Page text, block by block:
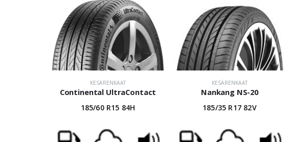
KESÄRENKAAT
Continental UltraContact
185/60 R15 84H
KESÄRENKAAT
Nankang NS-20
185/35 R17 82V